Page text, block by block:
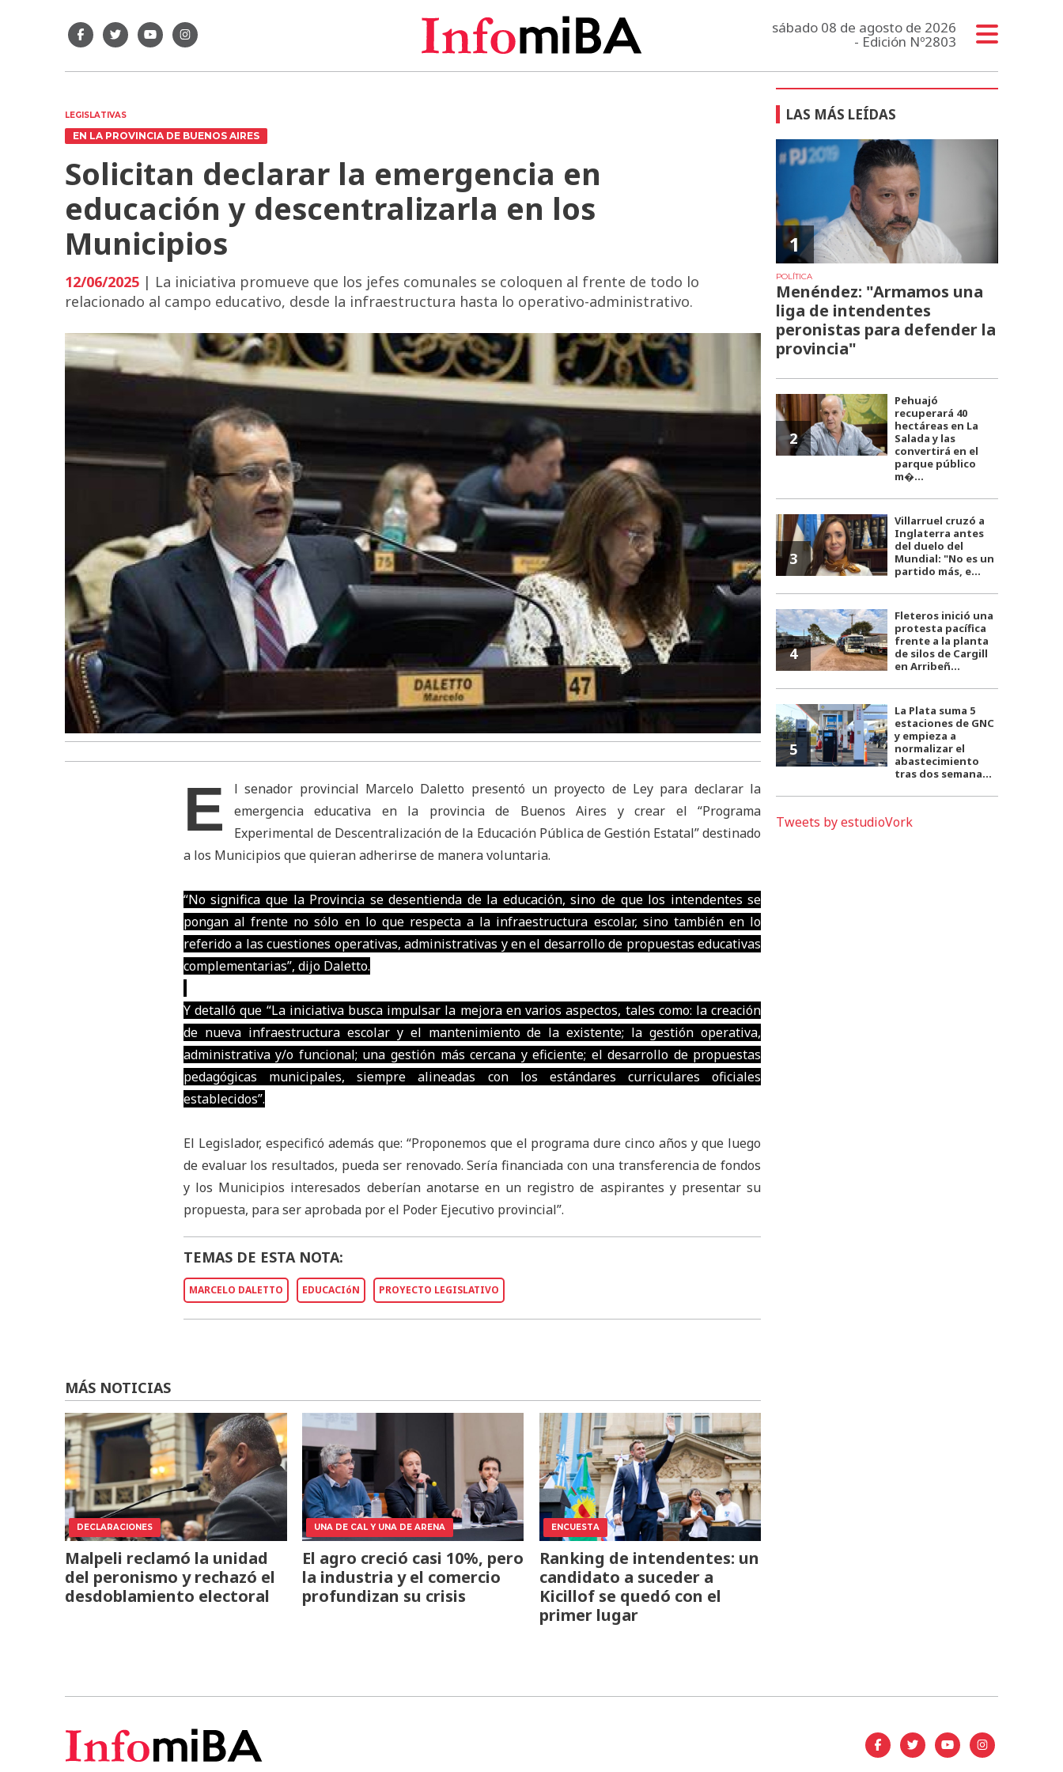
sábado 08 de agosto de 2026
- Edición Nº2803
LEGISLATIVAS
EN LA PROVINCIA DE BUENOS AIRES
Solicitan declarar la emergencia en
educación y descentralizarla en los
Municipios
12/06/2025 | La iniciativa promueve que los jefes comunales se coloquen al frente de todo lo
relacionado al campo educativo, desde la infraestructura hasta lo operativo-administrativo.
E
l senador provincial Marcelo Daletto presentó un proyecto de Ley para declarar la
emergencia educativa en la provincia de Buenos Aires y crear el “Programa
Experimental de Descentralización de la Educación Pública de Gestión Estatal” destinado
a los Municipios que quieran adherirse de manera voluntaria.
“No significa que la Provincia se desentienda de la educación, sino de que los intendentes se
pongan al frente no sólo en lo que respecta a la infraestructura escolar, sino también en lo
referido a las cuestiones operativas, administrativas y en el desarrollo de propuestas educativas
complementarias”, dijo Daletto.
Y detalló que “La iniciativa busca impulsar la mejora en varios aspectos, tales como: la creación
de nueva infraestructura escolar y el mantenimiento de la existente; la gestión operativa,
administrativa y/o funcional; una gestión más cercana y eficiente; el desarrollo de propuestas
pedagógicas municipales, siempre alineadas con los estándares curriculares oficiales
establecidos”.
El Legislador, especificó además que: “Proponemos que el programa dure cinco años y que luego
de evaluar los resultados, pueda ser renovado. Sería financiada con una transferencia de fondos
y los Municipios interesados deberían anotarse en un registro de aspirantes y presentar su
propuesta, para ser aprobada por el Poder Ejecutivo provincial”.
TEMAS DE ESTA NOTA:
MARCELO DALETTO EDUCACIóN PROYECTO LEGISLATIVO
MÁS NOTICIAS
DECLARACIONES
Malpeli reclamó la unidad
del peronismo y rechazó el
desdoblamiento electoral
UNA DE CAL Y UNA DE ARENA
El agro creció casi 10%, pero
la industria y el comercio
profundizan su crisis
ENCUESTA
Ranking de intendentes: un
candidato a suceder a
Kicillof se quedó con el
primer lugar
LAS MÁS LEÍDAS
1
POLÍTICA
Menéndez: "Armamos una
liga de intendentes
peronistas para defender la
provincia"
2
Pehuajó
recuperará 40
hectáreas en La
Salada y las
convertirá en el
parque público
m�...
3
Villarruel cruzó a
Inglaterra antes
del duelo del
Mundial: "No es un
partido más, e...
4
Fleteros inició una
protesta pacífica
frente a la planta
de silos de Cargill
en Arribeñ...
5
La Plata suma 5
estaciones de GNC
y empieza a
normalizar el
abastecimiento
tras dos semana...
Tweets by estudioVork